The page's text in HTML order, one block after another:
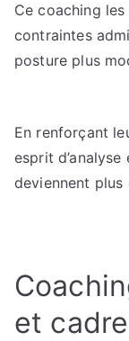
Ce coaching
contraintes
posture plus
En renforçant
esprit
deviennent
et